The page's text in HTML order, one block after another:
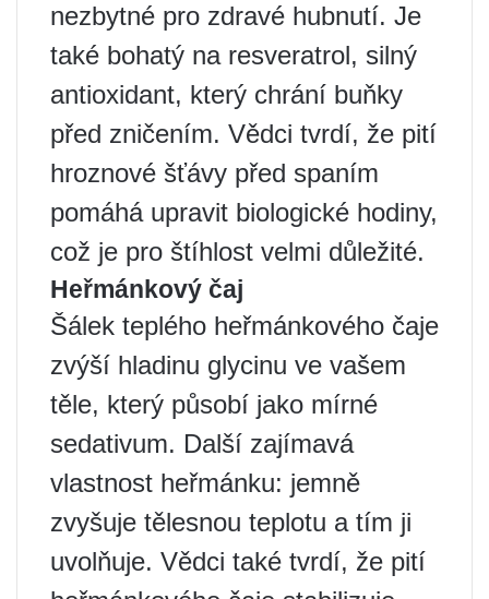
nezbytné pro zdravé hubnutí. Je
také bohatý na resveratrol, silný
antioxidant, který chrání buňky
před zničením. Vědci tvrdí, že pití
hroznové šťávy před spaním
pomáhá upravit biologické hodiny,
což je pro štíhlost velmi důležité.
Heřmánkový čaj
Šálek teplého heřmánkového čaje
zvýší hladinu glycinu ve vašem
těle, který působí jako mírné
sedativum. Další zajímavá
vlastnost heřmánku: jemně
zvyšuje tělesnou teplotu a tím ji
uvolňuje. Vědci také tvrdí, že pití